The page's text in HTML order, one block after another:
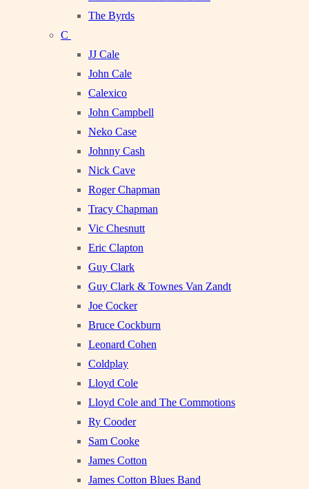
The Byrds
C
JJ Cale
John Cale
Calexico
John Campbell
Neko Case
Johnny Cash
Nick Cave
Roger Chapman
Tracy Chapman
Vic Chesnutt
Eric Clapton
Guy Clark
Guy Clark & Townes Van Zandt
Joe Cocker
Bruce Cockburn
Leonard Cohen
Coldplay
Lloyd Cole
Lloyd Cole and The Commotions
Ry Cooder
Sam Cooke
James Cotton
James Cotton Blues Band